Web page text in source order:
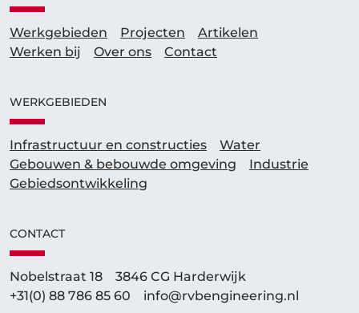
Werkgebieden Projecten
Artikelen
Werken bij
Over ons Contact
WERKGEBIEDEN
Infrastructuur en constructies
Water
Gebouwen & bebouwde omgeving
Industrie
Gebieds­ontwikkeling
CONTACT
Nobelstraat 18
3846 CG Harderwijk
+31(0) 88 786 85 60
info@rvbengineering.nl